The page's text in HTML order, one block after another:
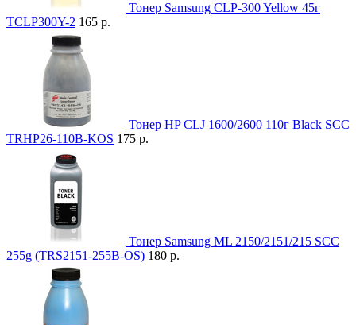
Тонер Samsung CLP-300 Yellow 45г
TCLP300Y-2 165 р.
Тонер HP CLJ 1600/2600 110г Black SCC
TRHP26-110B-KOS 175 р.
Тонер Samsung ML 2150/2151/215 SCC
255g (TRS2151-255B-OS) 180 р.